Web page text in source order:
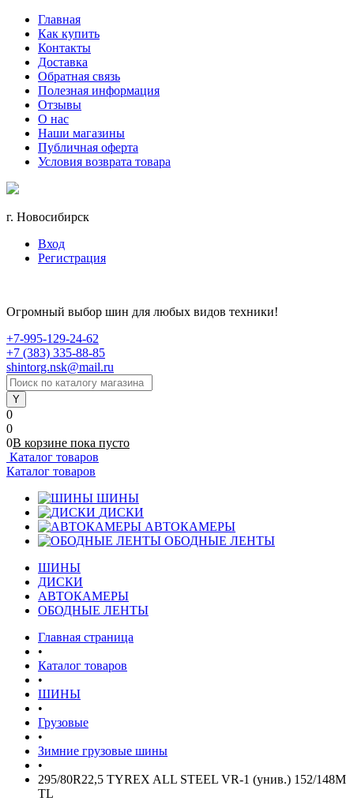
Главная
Как купить
Контакты
Доставка
Обратная связь
Полезная информация
Отзывы
О нас
Наши магазины
Публичная оферта
Условия возврата товара
г. Новосибирск
Вход
Регистрация
Огромный выбор шин для любых видов техники!
+7-995-129-24-62
+7 (383) 335-88-85
shintorg.nsk@mail.ru
0
0
0В корзине пока пусто
Каталог товаров
Каталог товаров
ШИНЫ
ДИСКИ
АВТОКАМЕРЫ
ОБОДНЫЕ ЛЕНТЫ
ШИНЫ
ДИСКИ
АВТОКАМЕРЫ
ОБОДНЫЕ ЛЕНТЫ
Главная страница
•
Каталог товаров
•
ШИНЫ
•
Грузовые
•
Зимние грузовые шины
•
295/80R22,5 TYREX ALL STEEL VR-1 (унив.) 152/148M
TL